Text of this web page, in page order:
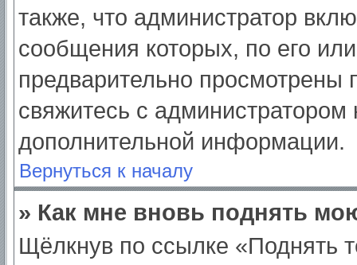
также, что администратор
сообщения которых, по его
предварительно просмотрены
свяжитесь с
дополнительной информации.
Вернуться к началу
» Как мне вновь поднять
Щёлкнув по ссылке «Поднять